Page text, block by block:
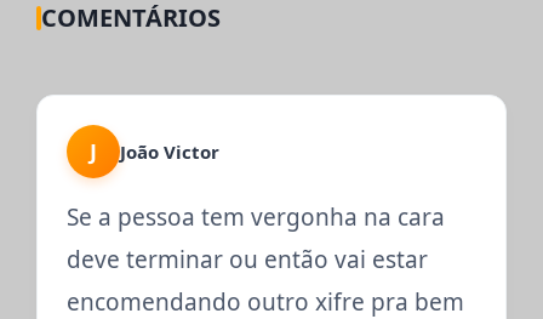
COMENTÁRIOS
J João Victor
Se a pessoa tem vergonha na cara
deve terminar ou então vai estar
encomendando outro xifre pra bem